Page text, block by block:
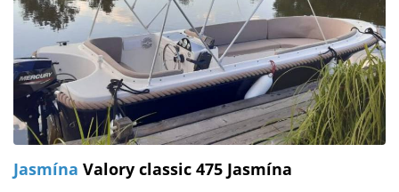
Jasmína Valory classic 475 Jasmína